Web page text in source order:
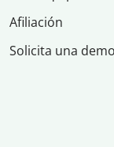
Afiliación
Solicita una